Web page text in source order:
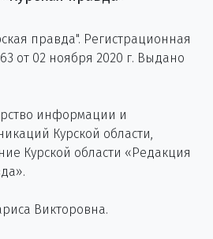
правда". Регистрационная
от 02 ноября 2020 г. Выдано
информации и
Курской области,
Курской области «Редакция
Викторовна.